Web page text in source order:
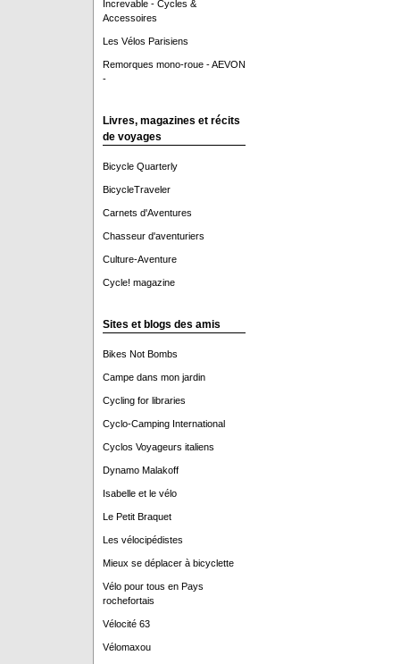
Increvable - Cycles &
Accessoires
Les Vélos Parisiens
Remorques mono-roue - AEVON
-
Livres, magazines et récits
de voyages
Bicycle Quarterly
BicycleTraveler
Carnets d'Aventures
Chasseur d'aventuriers
Culture-Aventure
Cycle! magazine
Sites et blogs des amis
Bikes Not Bombs
Campe dans mon jardin
Cycling for libraries
Cyclo-Camping International
Cyclos Voyageurs italiens
Dynamo Malakoff
Isabelle et le vélo
Le Petit Braquet
Les vélocipédistes
Mieux se déplacer à bicyclette
Vélo pour tous en Pays
rochefortais
Vélocité 63
Vélomaxou